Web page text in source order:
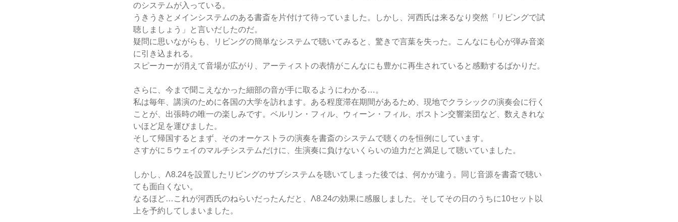
のシステムが入っている。
うきうきとメインシステムのある書斎を片付けて待っていました。しかし、河西氏は来るなり突然「リビングで試
聴しましょう」と言いだしたのだ。
疑問に思いながらも、リビングの簡単なシステムで聴いてみると、驚きで言葉を失った。こんなにも心が弾み音楽
に引き込まれる。
スピーカーが消えて音場が広がり、アーティストの表情がこんなにも豊かに再生されていると感動するばかりだ。
さらに、今まで聞こえなかった細部の音が手に取るようにわかる…。
私は毎年、講演のために各国の大学を訪れます。ある程度滞在期間があるため、現地でクラシックの演奏会に行く
ことが、出張時の唯一の楽しみです。ベルリン・フィル、ウィーン・フィル、ボストン交響楽団など、数えきれな
いほど足を運びました。
そして帰国するとまず、そのオーケストラの演奏を書斎のシステムで聴くのを恒例にしています。
さすがに５ウェイのマルチシステムだけに、生演奏に負けないくらいの迫力だと満足して聴いていました。
しかし、Λ8.24を設置したリビングのサブシステムを聴いてしまった後では、何かが違う。同じ音源を書斎で聴い
ても面白くない。
なるほど…これが河西氏のねらいだったんだと、Λ8.24の効果に感服しました。そしてその日のうちに10セット以
上を予約してしまいました。